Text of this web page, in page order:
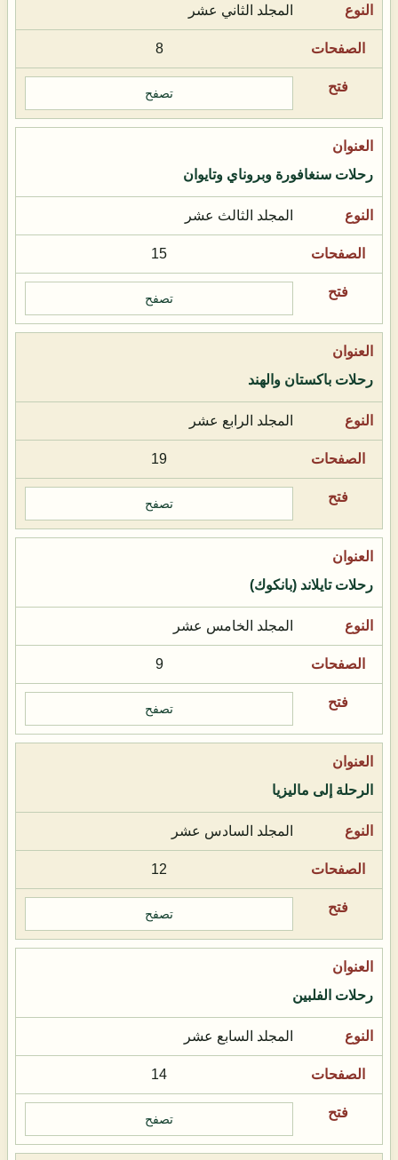
المجلد الثاني عشر
8
تصفح
رحلات سنغافورة وبروناي وتايوان
المجلد الثالث عشر
15
تصفح
رحلات باكستان والهند
المجلد الرابع عشر
19
تصفح
رحلات تايلاند (بانكوك)
المجلد الخامس عشر
9
تصفح
الرحلة إلى ماليزيا
المجلد السادس عشر
12
تصفح
رحلات الفلبين
المجلد السابع عشر
14
تصفح